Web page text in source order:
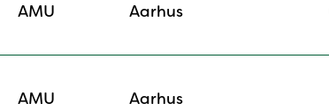
AMU Aarhus
AMU Aarhus